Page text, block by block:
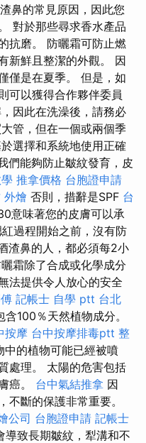
鼻的常見原因，因此您
對於那些尋求香水產品
抗磨。 防曬霜可防止燃
新鮮且整潔的外觀。 因
僅是在夏季。 但是，如
可以獲得合作夥伴委員
因此在洗澡後，請務必
管，但在一個或兩個季
選擇和系統地使用正確
們能夠防止皺紋發育，皮
推拿價格 台胞證申請
外燴 否則，措辭是SPF 台
意味著您的皮膚可以承
過程開始之前，沒有防
渣鼻的人，都必須每2小
霜除了合成或化學成分
法提供令人放心的安全
記帳士 自學 ptt 台北
100％天然植物成分。
按摩 台中按摩排毒ptt 整
中的植物可能已經被噴
處理。 太陽的危害包括
癌。 台中氣結推拿 因
不斷的保護非常重要。
公司 台胞證申請 記帳士
導致長期皺紋，犁溝和不